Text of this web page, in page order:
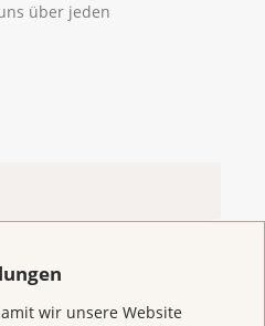
wir unsere Website
über jeden
to the